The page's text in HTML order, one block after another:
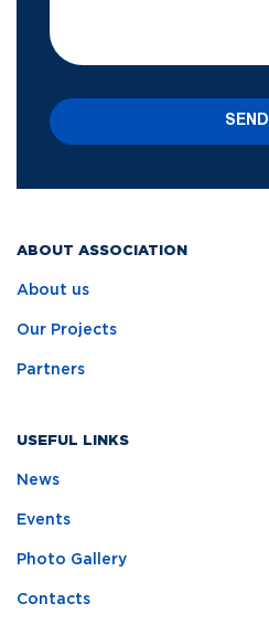
ABOUT ASSOCIATION
About us
Our Projects
Partners
USEFUL LINKS
News
Events
Photo Gallery
Contacts
SEND